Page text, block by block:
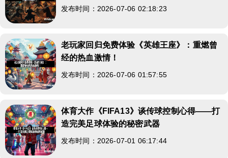
发布时间：2026-07-06 02:18:23
老玩家回归免费体验《英雄王座》：重燃曾
经的热血激情！
发布时间：2026-07-06 01:57:55
体育大作《FIFA13》谈传球控制心得——打
造完美足球体验的秘密武器
发布时间：2026-07-01 06:17:44